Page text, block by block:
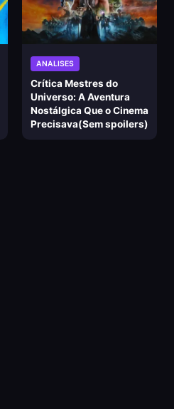
ANALISES
Crítica Mestres do
Universo: A Aventura
Nostálgica Que o Cinema
Precisava(Sem spoilers)